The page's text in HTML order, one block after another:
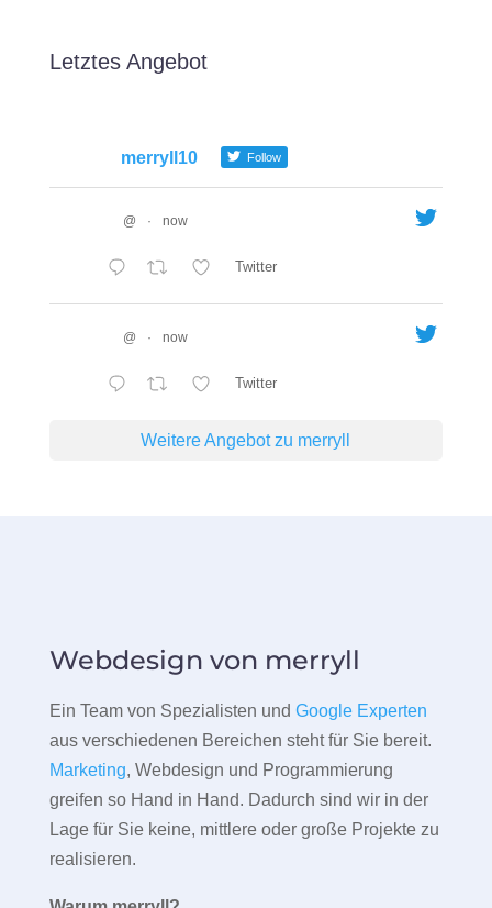
Letztes Angebot
merryll10 Follow
@ · now
Twitter
@ · now
Twitter
Weitere Angebot zu merryll
Webdesign von merryll
Ein Team von Spezialisten und Google Experten
aus verschiedenen Bereichen steht für Sie bereit.
Marketing, Webdesign und Programmierung
greifen so Hand in Hand. Dadurch sind wir in der
Lage für Sie keine, mittlere oder große Projekte zu
realisieren.